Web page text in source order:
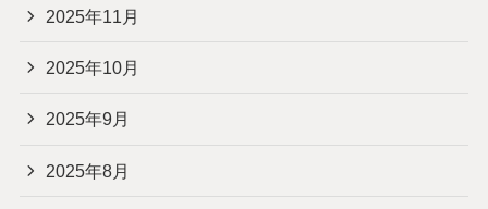
2025年11月
2025年10月
2025年9月
2025年8月